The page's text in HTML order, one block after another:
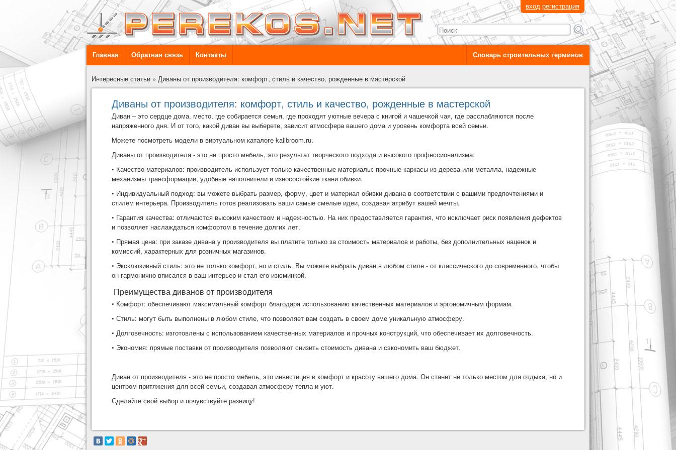
вход регистрация
Главная Обратная связь Контакты Словарь строительных терминов
Интересные статьи » Диваны от производителя: комфорт, стиль и качество, рожденные в мастерской
Диваны от производителя: комфорт, стиль и качество, рожденные в мастерской
Диван – это сердце дома, место, где собирается семья, где проходят уютные вечера с книгой и чашечкой чая, где расслабляются после
напряженного дня. И от того, какой диван вы выберете, зависит атмосфера вашего дома и уровень комфорта всей семьи.
Можете посмотреть модели в виртуальном каталоге kalibroom.ru.
Диваны от производителя - это не просто мебель, это результат творческого подхода и высокого профессионализма:
• Качество материалов: производитель использует только качественные материалы: прочные каркасы из дерева или металла, надежные
механизмы трансформации, удобные наполнители и износостойкие ткани обивки.
• Индивидуальный подход: вы можете выбрать размер, форму, цвет и материал обивки дивана в соответствии с вашими предпочтениями и
стилем интерьера. Производитель готов реализовать ваши самые смелые идеи, создавая атрибут вашей мечты.
• Гарантия качества: отличаются высоким качеством и надежностью. На них предоставляется гарантия, что исключает риск появления дефектов
и позволяет наслаждаться комфортом в течение долгих лет.
• Прямая цена: при заказе дивана у производителя вы платите только за стоимость материалов и работы, без дополнительных наценок и
комиссий, характерных для розничных магазинов.
• Эксклюзивный стиль: это не только комфорт, но и стиль. Вы можете выбрать диван в любом стиле - от классического до современного, чтобы
он гармонично вписался в ваш интерьер и стал его изюминкой.
Преимущества диванов от производителя
• Комфорт: обеспечивают максимальный комфорт благодаря использованию качественных материалов и эргономичным формам.
• Стиль: могут быть выполнены в любом стиле, что позволяет вам создать в своем доме уникальную атмосферу.
• Долговечность: изготовлены с использованием качественных материалов и прочных конструкций, что обеспечивает их долговечность.
• Экономия: прямые поставки от производителя позволяют снизить стоимость дивана и сэкономить ваш бюджет.
Диван от производителя - это не просто мебель, это инвестиция в комфорт и красоту вашего дома. Он станет не только местом для отдыха, но и
центром притяжения для всей семьи, создавая атмосферу тепла и уют.
Сделайте свой выбор и почувствуйте разницу!